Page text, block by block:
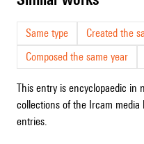
Same type
Created the
Composed the same year
This entry is encyclopaedic in
collections of the Ircam
entries.